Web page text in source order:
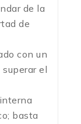
de la
de
con un
el
basta